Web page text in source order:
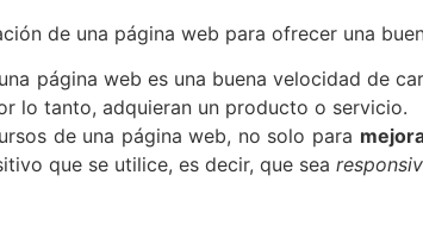
de una página web para ofrecer una
página web es una buena velocidad de
lo tanto, adquieran un producto o servicio.
de una página web, no solo para
que se utilice, es decir, que sea